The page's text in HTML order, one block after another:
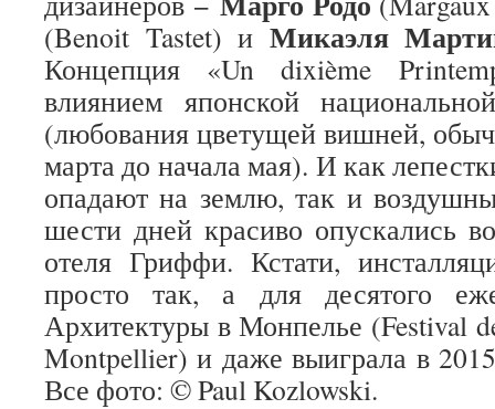
(Benoit Tastet) и Микаэля
Концепция «Un dixième
влиянием японской
(любования цветущей вишней,
марта до начала мая). И как
опадают на землю, так и
шести дней красиво опускались
отеля Гриффи. Кстати,
просто так, а для десятого
Архитектуры в Монпелье (Festival
Montpellier) и даже выиграла в
Все фото: © Paul Kozlowski.